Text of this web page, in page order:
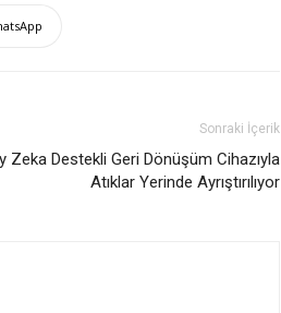
Sonraki İçerik
Zeka Destekli Geri Dönüşüm Cihazıyla
Atıklar Yerinde Ayrıştırılıyor